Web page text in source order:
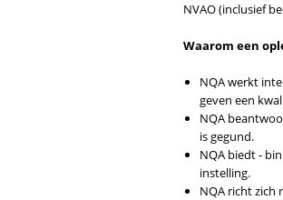
NVAO (inclusief
Waarom een
NQA werkt
geven een
NQA
is gegund.
NQA biedt -
instelling.
NQA richt zich